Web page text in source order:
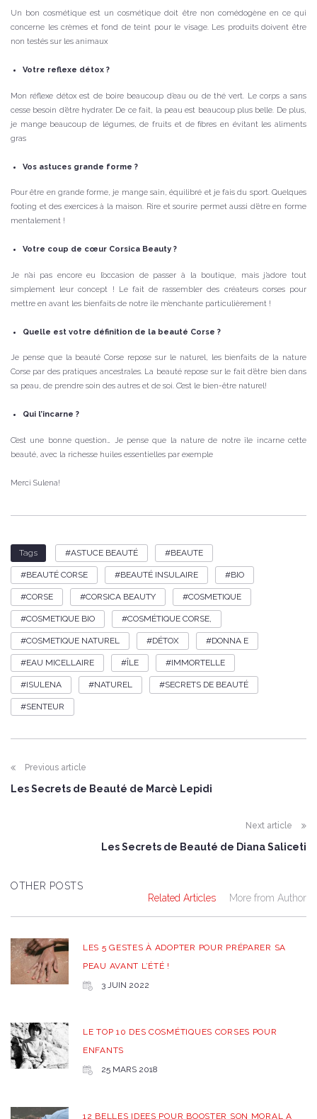
Un bon cosmétique est un cosmétique doit être non comédogène en ce qui
concerne les crèmes et fond de teint pour le visage. Les produits doivent être
non testés sur les animaux
Votre reflexe détox ?
Mon réflexe détox est de boire beaucoup d’eau ou de thé vert. Le corps a sans
cesse besoin d’être hydrater. De ce fait, la peau est beaucoup plus belle. De plus,
je mange beaucoup de légumes, de fruits et de fibres en évitant les aliments
gras
Vos astuces grande forme ?
Pour être en grande forme, je mange sain, équilibré et je fais du sport. Quelques
footing et des exercices à la maison. Rire et sourire permet aussi d’être en forme
mentalement !
Votre coup de cœur Corsica Beauty ?
Je n’ai pas encore eu l’occasion de passer à la boutique, mais j’adore tout
simplement leur concept ! Le fait de rassembler des créateurs corses pour
mettre en avant les bienfaits de notre île m’enchante particulièrement !
Quelle est votre définition de la beauté Corse ?
Je pense que la beauté Corse repose sur le naturel, les bienfaits de la nature
Corse par des pratiques ancestrales. La beauté repose sur le fait d’être bien dans
sa peau, de prendre soin des autres et de soi. C’est le bien-être naturel!
Qui l’incarne ?
C’est une bonne question… Je pense que la nature de notre île incarne cette
beauté, avec la richesse huiles essentielles par exemple
Merci Sulena!
Tags ASTUCE BEAUTÉ BEAUTE
BEAUTÉ CORSE BEAUTÉ INSULAIRE BIO
CORSE CORSICA BEAUTY COSMETIQUE
COSMETIQUE BIO COSMÉTIQUE CORSE,
COSMETIQUE NATUREL DÉTOX DONNA E
EAU MICELLAIRE ÎLE IMMORTELLE
ISULENA NATUREL SECRETS DE BEAUTÉ
SENTEUR
Previous article
Les Secrets de Beauté de Marcè Lepidi
Next article
Les Secrets de Beauté de Diana Saliceti
OTHER POSTS
Related Articles
More from Author
LES 5 GESTES À ADOPTER POUR PRÉPARER SA
PEAU AVANT L’ÉTÉ !
3 JUIN 2022
LE TOP 10 DES COSMÉTIQUES CORSES POUR
ENFANTS
25 MARS 2018
12 BELLES IDEES POUR BOOSTER SON MORAL A